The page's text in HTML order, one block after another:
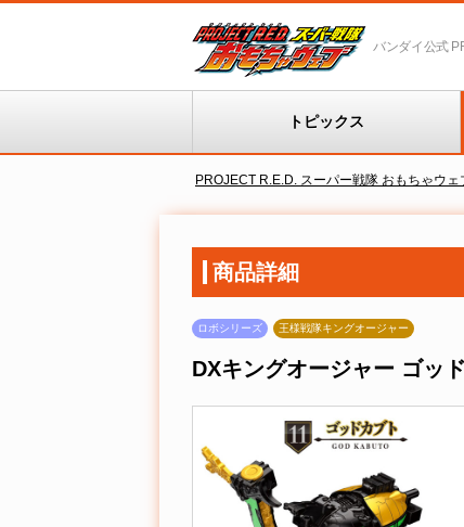
バンダイ公式
トピックス
PROJECT R.E.D. スーパー戦隊 おもちゃウェ
商品詳細
ロボシリーズ 王様戦隊キングオージャー
DXキングオージャー ゴッ